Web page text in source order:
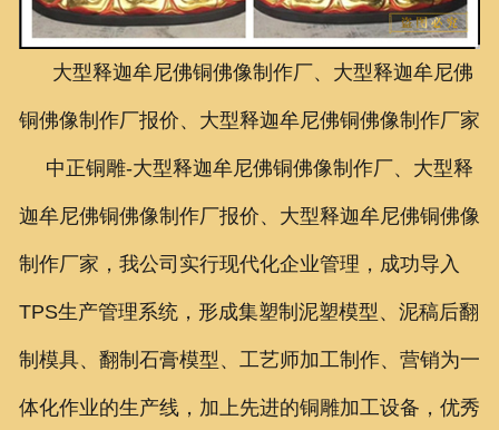
大型释迦牟尼佛铜佛像制作厂、大型释迦牟尼佛
铜佛像制作厂报价、大型释迦牟尼佛铜佛像制作厂家
中正铜雕-大型释迦牟尼佛铜佛像制作厂、大型释
迦牟尼佛铜佛像制作厂报价、大型释迦牟尼佛铜佛像
制作厂家 ，我公司实行现代化企业管理，成功导入
TPS生产管理系统，形成集塑制泥塑模型、泥稿后翻
制模具、翻制石膏模型、工艺师加工制作、营销为一
体化作业的生产线，加上先进的铜雕加工设备，优秀